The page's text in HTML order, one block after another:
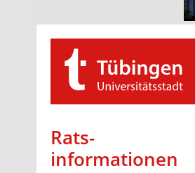
Rats­
informationen